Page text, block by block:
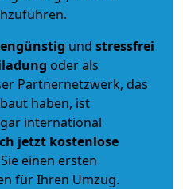
und stressfrei
oder als
Partnernetzwerk, das
haben, ist
international
jetzt kostenlose
einen ersten
für Ihren Umzug.